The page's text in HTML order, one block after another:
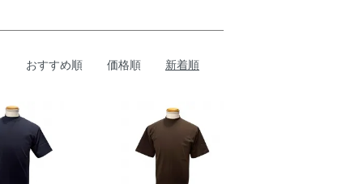
おすすめ順 価格順 新着順